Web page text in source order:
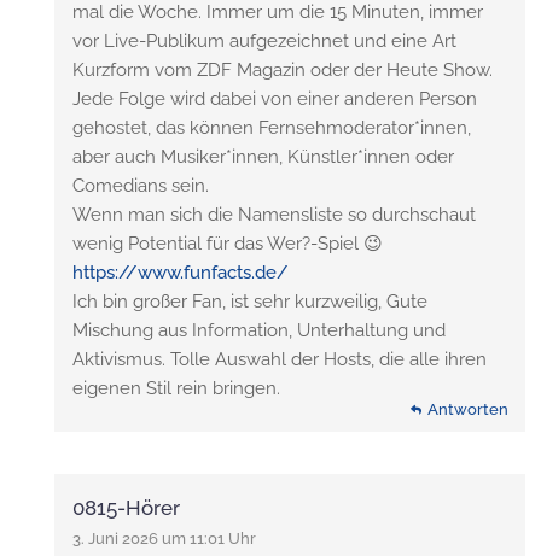
mal die Woche. Immer um die 15 Minuten, immer
vor Live-Publikum aufgezeichnet und eine Art
Kurzform vom ZDF Magazin oder der Heute Show.
Jede Folge wird dabei von einer anderen Person
gehostet, das können Fernsehmoderator*innen,
aber auch Musiker*innen, Künstler*innen oder
Comedians sein.
Wenn man sich die Namensliste so durchschaut
wenig Potential für das Wer?-Spiel 😉
https://www.funfacts.de/
Ich bin großer Fan, ist sehr kurzweilig, Gute
Mischung aus Information, Unterhaltung und
Aktivismus. Tolle Auswahl der Hosts, die alle ihren
eigenen Stil rein bringen.
Antworten
0815-Hörer
3. Juni 2026 um 11:01 Uhr